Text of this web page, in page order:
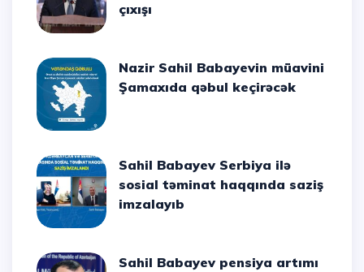
çıxışı
Nazir Sahil Babayevin müavini
Şamaxıda qəbul keçirəcək
Sahil Babayev Serbiya ilə
sosial təminat haqqında saziş
imzalayıb
Sahil Babayev pensiya artımı